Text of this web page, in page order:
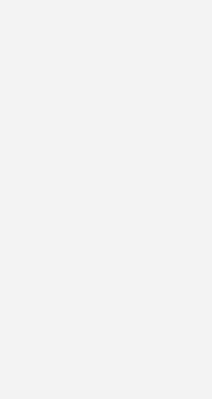
Anteil.
für neue
werden Nullemissionsgebäude zum
Laut der Einigung dürfen neue Wohn-
keine Emissionen aus fossilen
gilt ab dem 1. Januar 2028 für
1. Januar 2030 für alle anderen
möglich sind. Ein
sofern dies wirtschaftlich und technisch
auf externe Signale zu reagieren und
seine Energieerzeugung oder -
hinaus, das noch einen Anteil
zulässt. Bei
kaum Relevanz, weil hier Öl- und